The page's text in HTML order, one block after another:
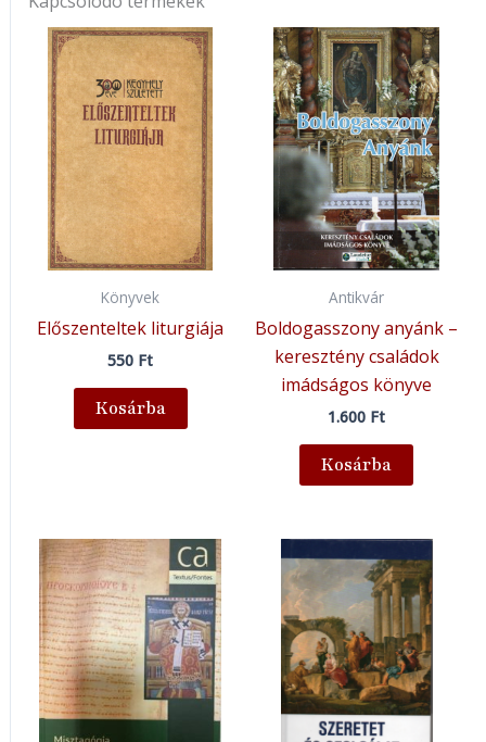
Könyvek
Előszenteltek liturgiája
550 Ft
Kosárba
Antikvár
Boldogasszony anyánk –
keresztény családok
imádságos könyve
1.600 Ft
Kosárba